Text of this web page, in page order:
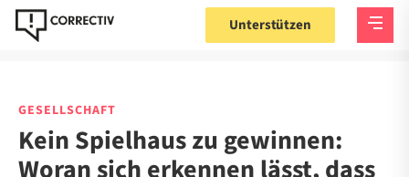
Unterstützen
GESELLSCHAFT
Kein Spielhaus zu gewinnen:
Woran sich erkennen lässt, dass